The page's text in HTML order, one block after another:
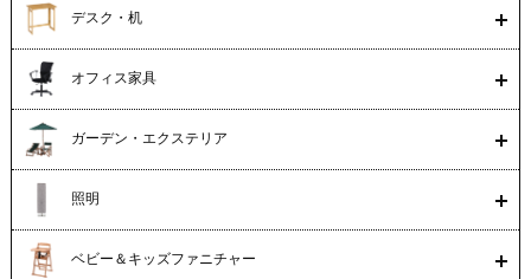
デスク・机
オフィス家具
ガーデン・エクステリア
照明
ベビー＆キッズファニチャー